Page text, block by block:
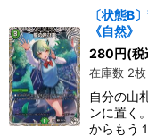
〔状態B
《自然》
280円(税
在庫数 2枚
自分の山
ンに置く
からもう